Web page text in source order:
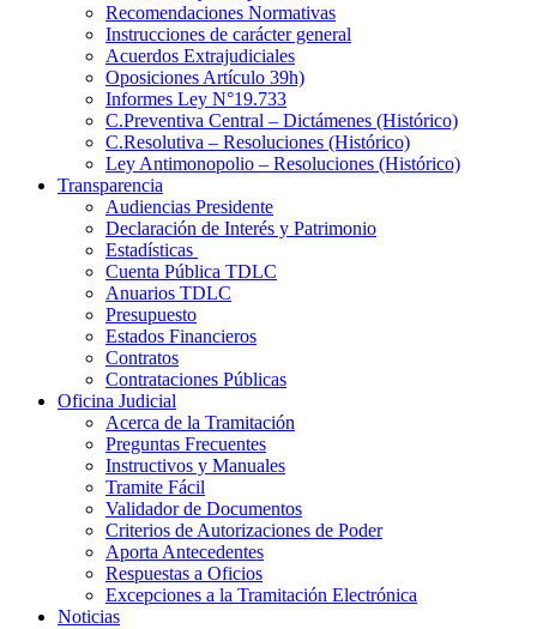
Recomendaciones Normativas
Instrucciones de carácter general
Acuerdos Extrajudiciales
Oposiciones Artículo 39h)
Informes Ley N°19.733
C.Preventiva Central – Dictámenes (Histórico)
C.Resolutiva – Resoluciones (Histórico)
Ley Antimonopolio – Resoluciones (Histórico)
Transparencia
Audiencias Presidente
Declaración de Interés y Patrimonio
Estadísticas
Cuenta Pública TDLC
Anuarios TDLC
Presupuesto
Estados Financieros
Contratos
Contrataciones Públicas
Oficina Judicial
Acerca de la Tramitación
Preguntas Frecuentes
Instructivos y Manuales
Tramite Fácil
Validador de Documentos
Criterios de Autorizaciones de Poder
Aporta Antecedentes
Respuestas a Oficios
Excepciones a la Tramitación Electrónica
Noticias